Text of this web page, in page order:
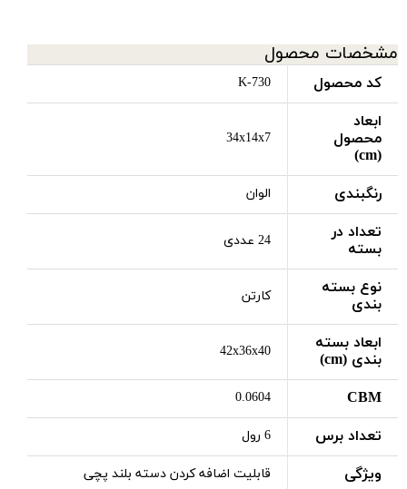
مشخصات محصول
کد محصول K-730
ابعاد
محصول
(cm)
34x14x7
رنگبندی الوان
تعداد در
بسته
24 عددی
نوع بسته
بندی
کارتن
ابعاد بسته
بندی (cm)
42x36x40
CBM
0.0604
تعداد برس 6 رول
ویژگی قابلیت اضافه کردن دسته بلند پچی